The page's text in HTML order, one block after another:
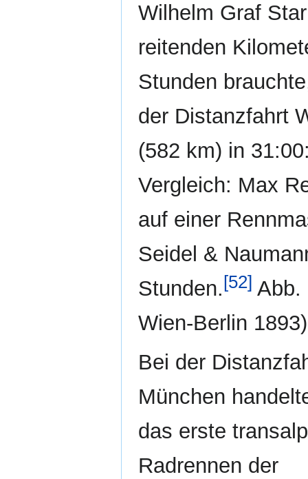
Wilhelm Graf
reitenden
Stunden
der Distanzfahrt
(582 km) in
Vergleich: Max
auf einer
Seidel &
Stunden.[52] Abb.
Wien-Berlin 1893)
Bei der
München
das erste
Radrennen der